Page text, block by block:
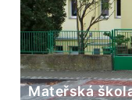
Mateřská